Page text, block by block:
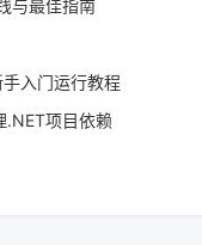
与最佳指南
入门运行教程
.NET项目依赖